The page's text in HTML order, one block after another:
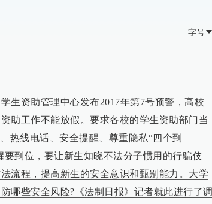
字号
生资助管理中心发布2017年第7号预警，高校
助工作不能放假。要求各校的学生资助部门当
热线电话、安全提醒、尊重隐私“四个到
要到位，要让新生知晓不法分子惯用的行骗伎
流程，提高新生的安全意识和甄别能力。大学
哪些安全风险?《法制日报》记者就此进行了调